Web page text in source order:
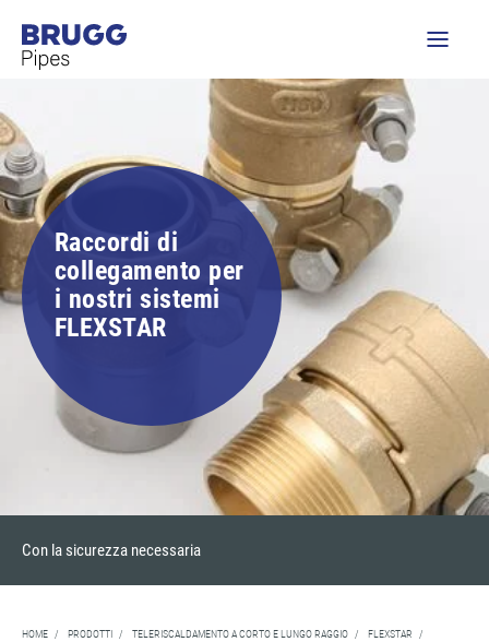
Raccordi di
collegamento per
i nostri sistemi
FLEXSTAR
Con la sicurezza necessaria
HOME / PRODOTTI / TELERISCALDAMENTO A CORTO E LUNGO RAGGIO / FLEXSTAR /